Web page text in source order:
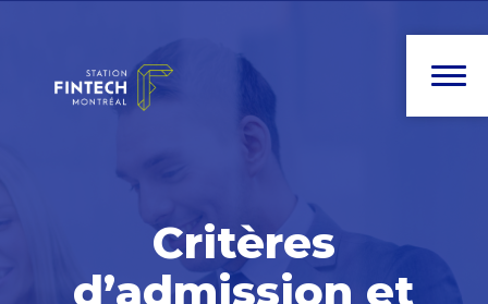
Critères
d’admission et